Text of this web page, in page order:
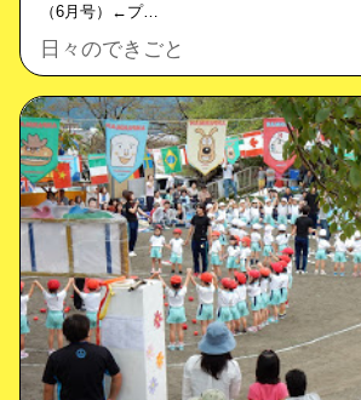
（6月号）←プ…
日々のできごと